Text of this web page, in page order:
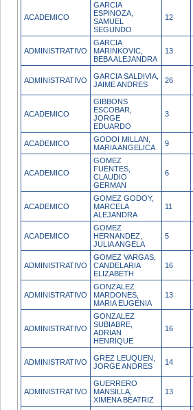
ACADEMICO
GARCIA
ESPINOZA,
SAMUEL
SEGUNDO
12
ADMINISTRATIVO
GARCIA
MARINKOVIC,
BEBA ALEJANDRA
13
ADMINISTRATIVO
GARCIA SALDIVIA,
JAIME ANDRES
26
ACADEMICO
GIBBONS
ESCOBAR,
JORGE
EDUARDO
3
ACADEMICO
GODOI MILLAN,
MARIA ANGELICA
9
ACADEMICO
GOMEZ
FUENTES,
CLAUDIO
GERMAN
6
ACADEMICO
GOMEZ GODOY,
MARCELA
ALEJANDRA
11
ACADEMICO
GOMEZ
HERNANDEZ,
JULIA ANGELA
5
ADMINISTRATIVO
GOMEZ VARGAS,
CANDELARIA
ELIZABETH
16
ADMINISTRATIVO
GONZALEZ
MARDONES,
MARIA EUGENIA
13
ADMINISTRATIVO
GONZALEZ
SUBIABRE,
ADRIAN
HENRIQUE
16
ADMINISTRATIVO
GREZ LEUQUEN,
JORGE ANDRES
14
ADMINISTRATIVO
GUERRERO
MANSILLA,
XIMENA BEATRIZ
13